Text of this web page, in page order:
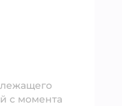
с момента